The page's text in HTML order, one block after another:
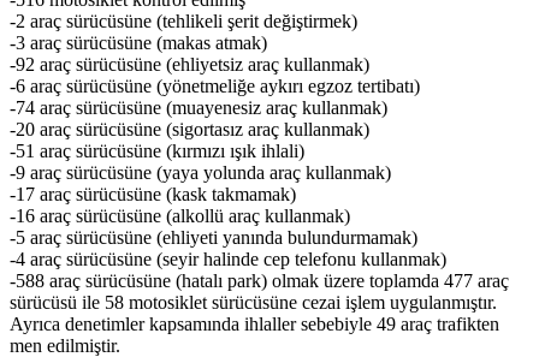
-2 araç sürücüsüne (tehlikeli şerit değiştirmek)
-3 araç sürücüsüne (makas atmak)
-92 araç sürücüsüne (ehliyetsiz araç kullanmak)
-6 araç sürücüsüne (yönetmeliğe aykırı egzoz tertibatı)
-74 araç sürücüsüne (muayenesiz araç kullanmak)
-20 araç sürücüsüne (sigortasız araç kullanmak)
-51 araç sürücüsüne (kırmızı ışık ihlali)
-9 araç sürücüsüne (yaya yolunda araç kullanmak)
-17 araç sürücüsüne (kask takmamak)
-16 araç sürücüsüne (alkollü araç kullanmak)
-5 araç sürücüsüne (ehliyeti yanında bulundurmamak)
-4 araç sürücüsüne (seyir halinde cep telefonu kullanmak)
-588 araç sürücüsüne (hatalı park) olmak üzere toplamda 477 araç
sürücüsü ile 58 motosiklet sürücüsüne cezai işlem uygulanmıştır.
Ayrıca denetimler kapsamında ihlaller sebebiyle 49 araç trafikten
men edilmiştir.